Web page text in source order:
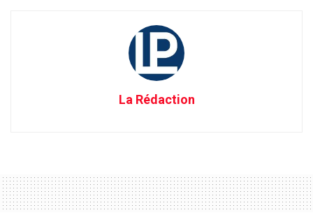
La Rédaction